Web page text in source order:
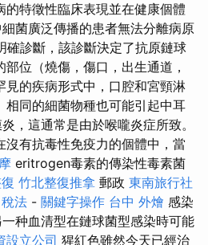
特徵性臨床表現並在健康個體
菌廣泛傳播的患者無法分離病原
確診斷，該診斷決定了抗原鏈球
位（燒傷，傷口，出生通道，
見的疾病形式中，口腔和宮頸淋
相同的細菌物種也可能引起中耳
，這通常是由於喉嚨炎症所致。
沒有抗毒性免疫力的個體中，當
eritrogen毒素的傳染性毒素菌
竹北整復推拿 郵政 東南旅行社
法 - 關鍵字操作 台中 外燴 感染
种血清型在鏈球菌型感染時可能
設立公司 猩紅色雖然今天已經治